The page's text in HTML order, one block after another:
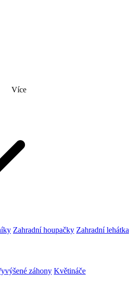
Více
Zahradní houpačky Zahradní lehátka
záhony Květináče